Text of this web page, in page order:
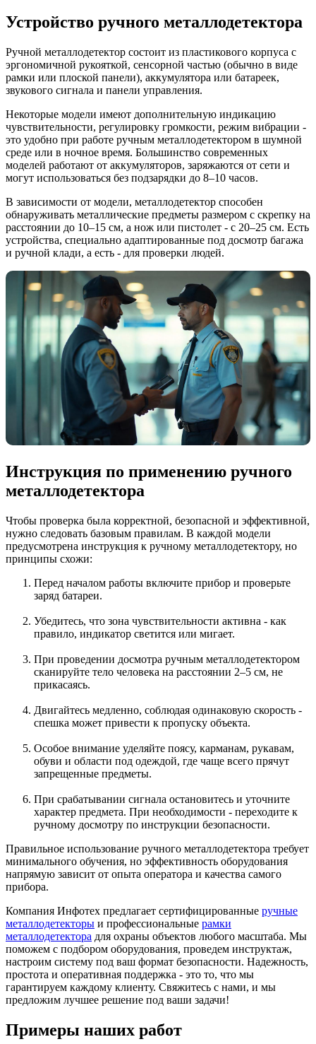
Устройство ручного металлодетектора
Ручной металлодетектор состоит из пластикового корпуса с
эргономичной рукояткой, сенсорной частью (обычно в виде
рамки или плоской панели), аккумулятора или батареек,
звукового сигнала и панели управления.
Некоторые модели имеют дополнительную индикацию
чувствительности, регулировку громкости, режим вибрации -
это удобно при работе ручным металлодетектором в шумной
среде или в ночное время. Большинство современных
моделей работают от аккумуляторов, заряжаются от сети и
могут использоваться без подзарядки до 8–10 часов.
В зависимости от модели, металлодетектор способен
обнаруживать металлические предметы размером с скрепку на
расстоянии до 10–15 см, а нож или пистолет - с 20–25 см. Есть
устройства, специально адаптированные под досмотр багажа
и ручной клади, а есть - для проверки людей.
Инструкция по применению ручного
металлодетектора
Чтобы проверка была корректной, безопасной и эффективной,
нужно следовать базовым правилам. В каждой модели
предусмотрена инструкция к ручному металлодетектору, но
принципы схожи:
Перед началом работы включите прибор и проверьте
заряд батареи.
Убедитесь, что зона чувствительности активна - как
правило, индикатор светится или мигает.
При проведении досмотра ручным металлодетектором
сканируйте тело человека на расстоянии 2–5 см, не
прикасаясь.
Двигайтесь медленно, соблюдая одинаковую скорость -
спешка может привести к пропуску объекта.
Особое внимание уделяйте поясу, карманам, рукавам,
обуви и области под одеждой, где чаще всего прячут
запрещенные предметы.
При срабатывании сигнала остановитесь и уточните
характер предмета. При необходимости - переходите к
ручному досмотру по инструкции безопасности.
Правильное использование ручного металлодетектора требует
минимального обучения, но эффективность оборудования
напрямую зависит от опыта оператора и качества самого
прибора.
Компания Инфотех предлагает сертифицированные ручные
металлодетекторы и профессиональные рамки
металлодетектора для охраны объектов любого масштаба. Мы
поможем с подбором оборудования, проведем инструктаж,
настроим систему под ваш формат безопасности. Надежность,
простота и оперативная поддержка - это то, что мы
гарантируем каждому клиенту. Свяжитесь с нами, и мы
предложим лучшее решение под ваши задачи!
Примеры наших работ